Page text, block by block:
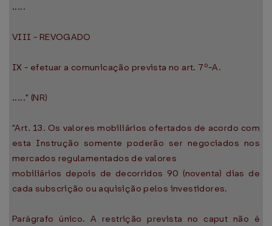
.....
VIII - REVOGADO
IX - efetuar a comunicação prevista no art. 7º-A.
....." (NR)
"Art. 13. Os valores mobiliários ofertados de acordo com
esta Instrução somente poderão ser negociados nos
mercados regulamentados de valores
mobiliários depois de decorridos 90 (noventa) dias de
cada subscrição ou aquisição pelos investidores.
Parágrafo único. A restrição prevista no caput não é